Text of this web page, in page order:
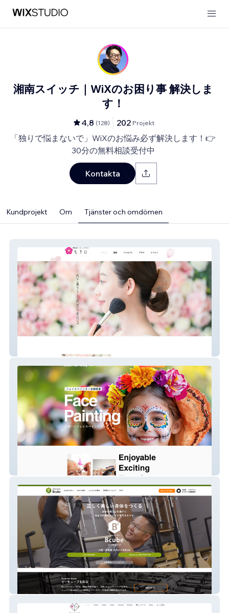
湘南スイッチ｜WiXのお困り事 解決しま
す！
4,8 (128) 202 Projekt
「独りで悩まないで」WiXのお悩み必ず解決します！👉
30分の無料相談受付中
Kontakta
Kundprojekt Om Tjänster och omdömen
デザートフェイスペインティング
ピラティス専門スタジオ ビーキューブ